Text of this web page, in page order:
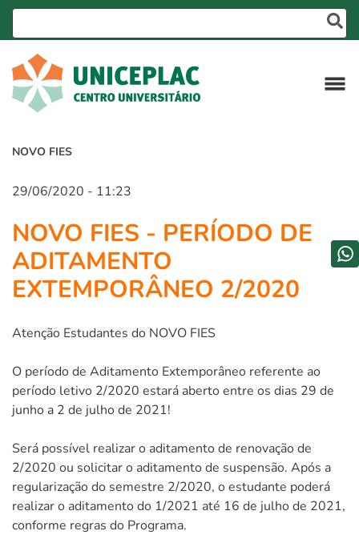
NOVO FIES
29/06/2020 - 11:23
NOVO FIES - PERÍODO DE
ADITAMENTO
EXTEMPORÂNEO 2/2020
Atenção Estudantes do NOVO FIES
O período de Aditamento Extemporâneo referente ao
período letivo 2/2020 estará aberto entre os dias 29 de
junho a 2 de julho de 2021!
Será possível realizar o aditamento de renovação de
2/2020 ou solicitar o aditamento de suspensão. Após a
regularização do semestre 2/2020, o estudante poderá
realizar o aditamento do 1/2021 até 16 de julho de 2021,
conforme regras do Programa.